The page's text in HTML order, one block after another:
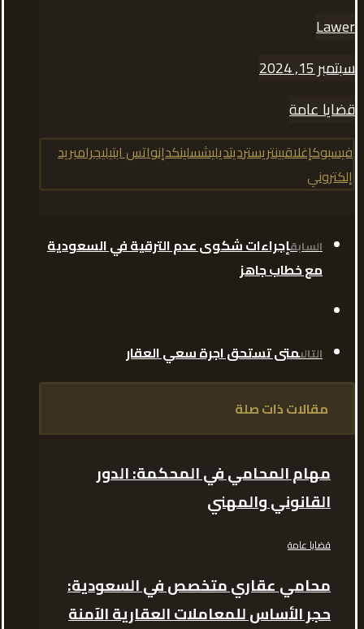
Lawer
سبتمبر 15, 2024
قضايا عامة
فيسبوكإغلاقبينتريسترديتديليشسلينكدإنواتس ابتيليجرامبريد
إلكتروني
السابقإجراءات شكوى عدم الترقية في السعودية
مع خطاب جاهز
التالىمتى تستحق اجرة سعي العقار
مقالات ذات صلة
مهام المحامي في المحكمة: الدور
القانوني والمهني
قضايا عامة
محامي عقاري متخصص في السعودية:
حجر الأساس للمعاملات العقارية الآمنة